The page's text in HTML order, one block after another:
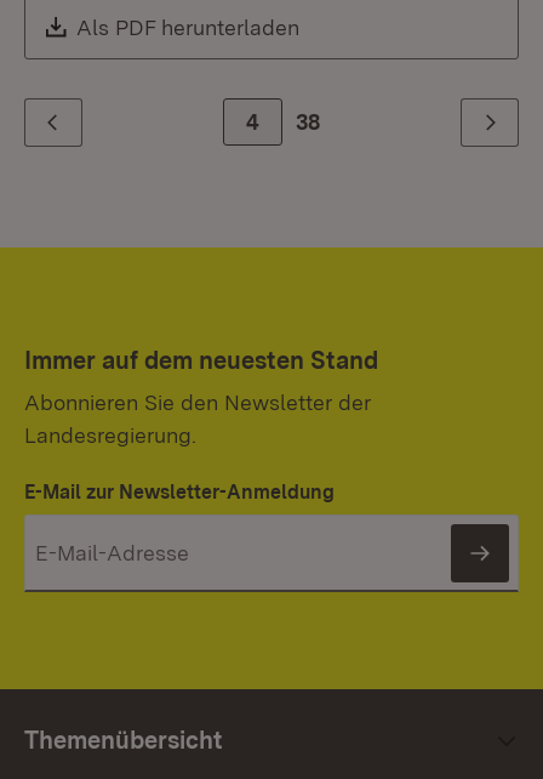
Download:
Als PDF herunterladen
Zurück Zur Seite
4 38 Weiter
Immer auf dem neuesten Stand
Abonnieren Sie den Newsletter der
Landesregierung.
E-Mail zur Newsletter-Anmeldung
Themenübersicht